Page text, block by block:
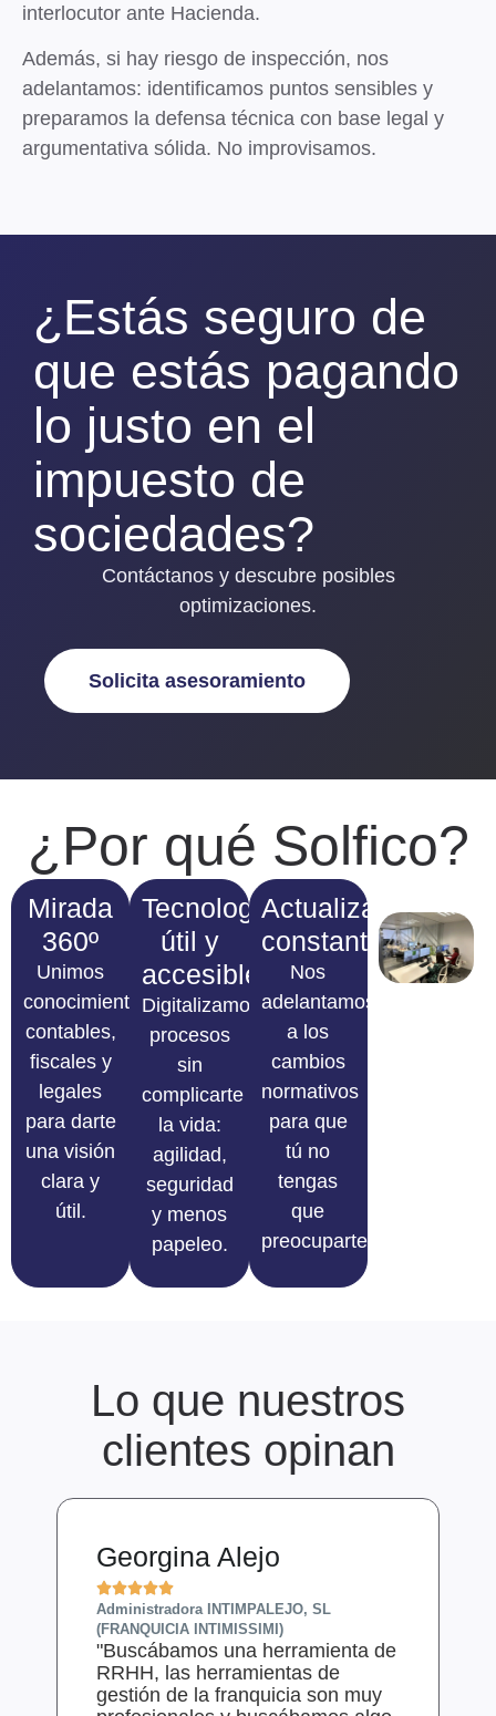
interlocutor ante Hacienda.
Además, si hay riesgo de inspección, nos
adelantamos: identificamos puntos sensibles y
preparamos la defensa técnica con base legal y
argumentativa sólida. No improvisamos.
¿Estás seguro de
que estás pagando
lo justo en el
impuesto de
sociedades?
Contáctanos y descubre posibles
optimizaciones.
Solicita asesoramiento
¿Por qué Solfico?
Mirada
360º
Unimos
conocimientos
contables,
fiscales y
legales
para darte
una visión
clara y
útil.
Tecnología
útil y
accesible
Digitalizamos
procesos
sin
complicarte
la vida:
agilidad,
seguridad
y menos
papeleo.
Actualización
constante
Nos
adelantamos
a los
cambios
normativos
para que
tú no
tengas
que
preocuparte.
Lo que nuestros
clientes opinan
Georgina Alejo

Administradora INTIMPALEJO, SL
(FRANQUICIA INTIMISSIMI)
"Buscábamos una herramienta de
RRHH, las herramientas de
gestión de la franquicia son muy